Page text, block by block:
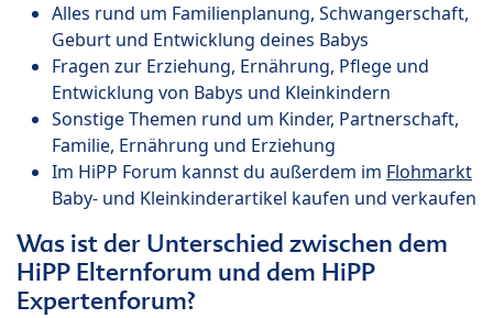
Alles rund um Familienplanung, Schwangerschaft,
Geburt und Entwicklung deines Babys
Fragen zur Erziehung, Ernährung, Pflege und
Entwicklung von Babys und Kleinkindern
Sonstige Themen rund um Kinder, Partnerschaft,
Familie, Ernährung und Erziehung
Im HiPP Forum kannst du außerdem im Flohmarkt
Baby- und Kleinkinderartikel kaufen und verkaufen
Was ist der Unterschied zwischen dem
HiPP Elternforum und dem HiPP
Expertenforum?